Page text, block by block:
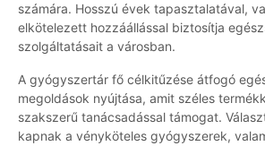
számára. Hosszú évek tapasztalatával,
elkötelezett hozzáállással biztosítja
szolgáltatásait a városban.
A gyógyszertár fő célkitűzése átfogó
megoldások nyújtása, amit széles
szakszerű tanácsadással támogat.
kapnak a vényköteles gyógyszerek,